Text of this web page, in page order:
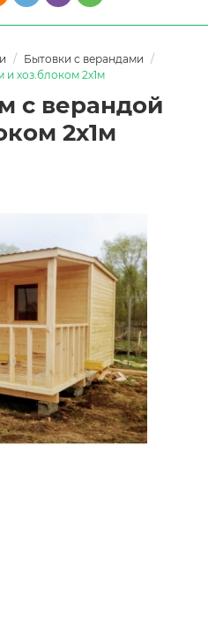
Бытовки с верандами
и хоз.блоком 2х1м
с верандой
2х1м